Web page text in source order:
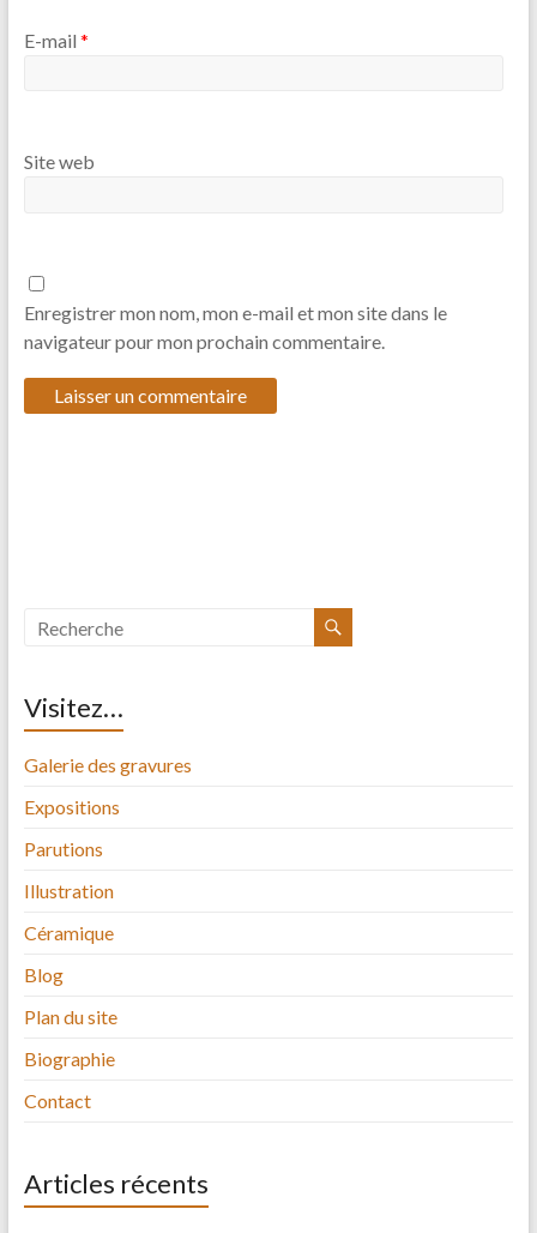
E-mail *
Site web
Enregistrer mon nom, mon e-mail et mon site dans le
navigateur pour mon prochain commentaire.
Visitez…
Galerie des gravures
Expositions
Parutions
Illustration
Céramique
Blog
Plan du site
Biographie
Contact
Articles récents